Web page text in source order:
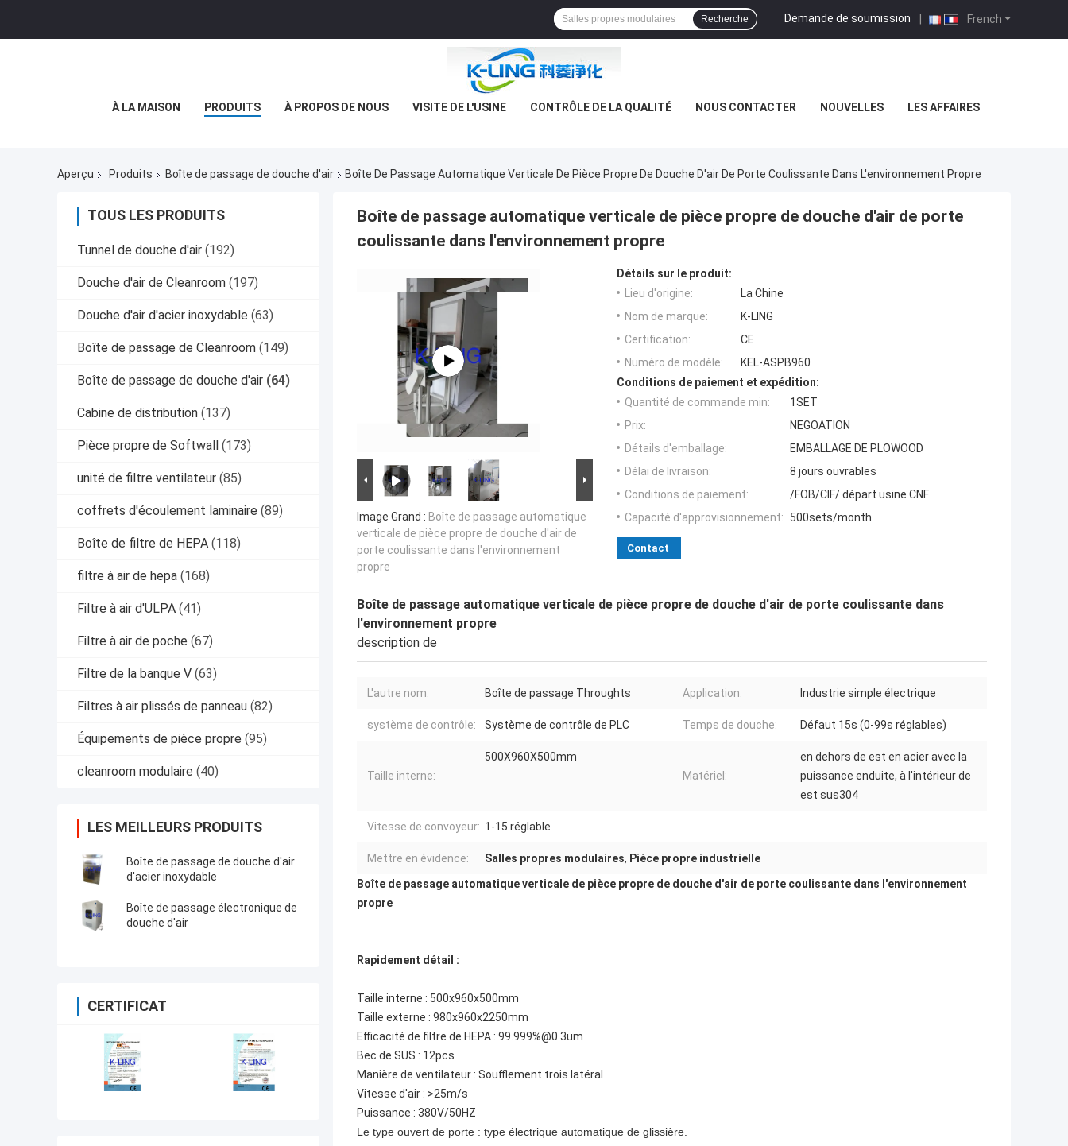
French
Demande de soumission |
Recherche
À LA MAISON PRODUITS À PROPOS DE NOUS VISITE DE L'USINE CONTRÔLE DE LA QUALITÉ NOUS CONTACTER NOUVELLES LES AFFAIRES
Aperçu Produits Boîte de passage de douche d'air Boîte De Passage Automatique Verticale De Pièce Propre De Douche D'air De Porte Coulissante Dans L'environnement Propre
TOUS LES PRODUITS
Tunnel de douche d'air (192)
Douche d'air de Cleanroom (197)
Douche d'air d'acier inoxydable (63)
Boîte de passage de Cleanroom (149)
Boîte de passage de douche d'air (64)
Cabine de distribution (137)
Pièce propre de Softwall (173)
unité de filtre ventilateur (85)
coffrets d'écoulement laminaire (89)
Boîte de filtre de HEPA (118)
filtre à air de hepa (168)
Filtre à air d'ULPA (41)
Filtre à air de poche (67)
Filtre de la banque V (63)
Filtres à air plissés de panneau (82)
Équipements de pièce propre (95)
cleanroom modulaire (40)
LES MEILLEURS PRODUITS
Boîte de passage de douche d'air
d'acier inoxydable
Boîte de passage électronique de
douche d'air
CERTIFICAT
Boîte de passage automatique verticale de pièce propre de douche d'air de porte
coulissante dans l'environnement propre
Image Grand : Boîte de passage automatique
verticale de pièce propre de douche d'air de
porte coulissante dans l'environnement
propre
Détails sur le produit:
Lieu d'origine:
La Chine
Nom de marque:
K-LING
Certification:
CE
Numéro de modèle:
KEL-ASPB960
Conditions de paiement et expédition:
Quantité de commande min:
1SET
Prix:
NEGOATION
Détails d'emballage:
EMBALLAGE DE PLOWOOD
Délai de livraison:
8 jours ouvrables
Conditions de paiement:
/FOB/CIF/ départ usine CNF
Capacité d'approvisionnement:
500sets/month
Contact
Boîte de passage automatique verticale de pièce propre de douche d'air de porte coulissante dans
l'environnement propre
description de
L'autre nom: Boîte de passage Throughts Application: Industrie simple électrique
système de contrôle: Système de contrôle de PLC Temps de douche: Défaut 15s (0-99s réglables)
Taille interne:
500X960X500mm
Matériel:
en dehors de est en acier avec la
puissance enduite, à l'intérieur de
est sus304
Vitesse de convoyeur: 1-15 réglable
Mettre en évidence: Salles propres modulaires, Pièce propre industrielle
Boîte de passage automatique verticale de pièce propre de douche d'air de porte coulissante dans l'environnement
propre
Rapidement détail :
Taille interne : 500x960x500mm
Taille externe : 980x960x2250mm
Efficacité de filtre de HEPA : 99.999%@0.3um
Bec de SUS : 12pcs
Manière de ventilateur : Soufflement trois latéral
Vitesse d'air : >25m/s
Puissance : 380V/50HZ
Le type ouvert de porte : type électrique automatique de glissière.